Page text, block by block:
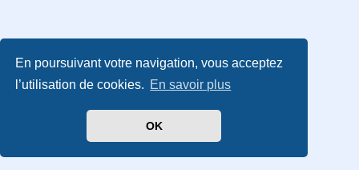
En poursuivant votre navigation, vous acceptez
l’utilisation de cookies. En savoir plus
OK